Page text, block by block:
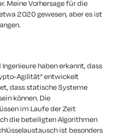
Meine Vorhersage für die
2020 gewesen, aber es ist
haben erkannt, dass
Agilität" entwickelt
dass statische Systeme
können. Die
im Laufe der Zeit
die beteiligten Algorithmen
ist besonders